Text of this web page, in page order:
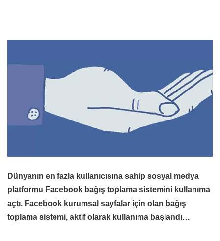
Dünyanın en fazla kullanıcısına sahip sosyal medya
platformu Facebook bağış toplama sistemini kullanıma
açtı. Facebook kurumsal sayfalar için olan bağış
toplama sistemi, aktif olarak kullanıma başlandı…